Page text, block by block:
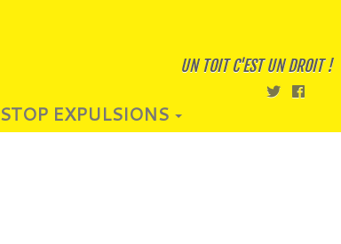
UN TOIT C'EST UN DROIT !
STOP EXPULSIONS